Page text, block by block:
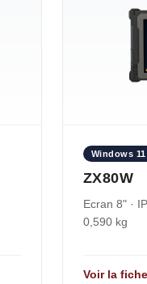
Windows
ZX80W
Ecran 8" ·
0,590 kg
Voir la